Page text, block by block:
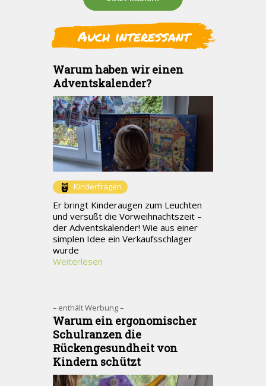
Auch interessant
Warum haben wir einen
Adventskalender?
Kinderfragen
Er bringt Kinderaugen zum Leuchten
und versüßt die Vorweihnachtszeit –
der Adventskalender! Wie aus einer
simplen Idee ein Verkaufsschlager
wurde
Weiterlesen
– enthält Werbung –
Warum ein ergonomischer
Schulranzen die
Rückengesundheit von
Kindern schützt